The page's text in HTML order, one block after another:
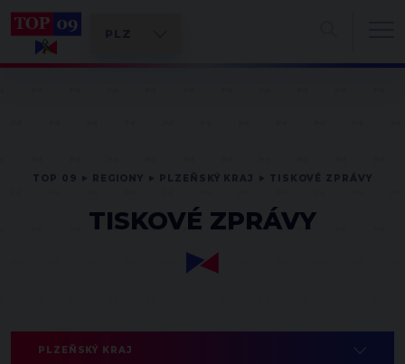
TISKOVÉ ZPRÁVY
PLZEŇSKÝ KRAJ